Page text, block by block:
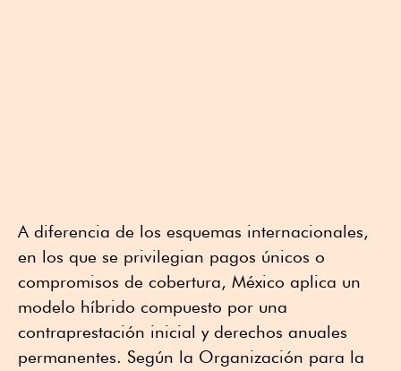
A diferencia de los esquemas internacionales,
en los que se privilegian pagos únicos o
compromisos de cobertura, México aplica un
modelo híbrido compuesto por una
contraprestación inicial y derechos anuales
permanentes. Según la Organización para la